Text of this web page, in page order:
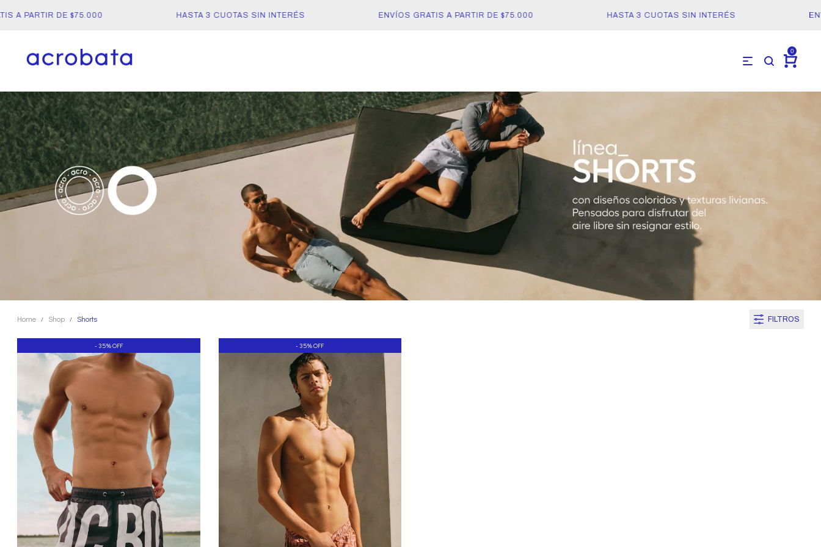
PARTIR DE $75.000 HASTA 3 CUOTAS SIN INTERÉS ENVÍOS GRATIS A PARTIR DE $75.000 HASTA 3 CUOTAS SIN INTERÉS
acrobata
0
Home / Shop / Shorts FILTROS
- 35% OFF - 35% OFF